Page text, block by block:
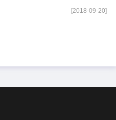
[2018-09-20]